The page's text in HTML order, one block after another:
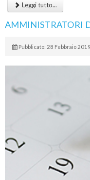
Leggi tutto...
AMMINISTRATORI
Pubblicato: 28 Febbraio 2019